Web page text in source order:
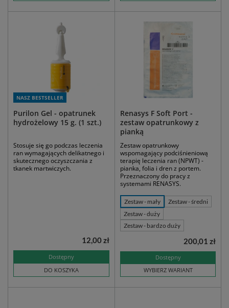
NASZ BESTSELLER
Purilon Gel - opatrunek
hydrożelowy 15 g. (1 szt.)
Stosuje się go podczas leczenia
ran wymagających delikatnego i
skutecznego oczyszczania z
tkanek martwiczych.
Dostępny
DO KOSZYKA
12,00 zł
Renasys F Soft Port -
zestaw opatrunkowy z
pianką
Zestaw opatrunkowy
wspomagający podciśnieniową
terapię leczenia ran (NPWT) -
pianka, folia i dren z portem.
Przeznaczony do pracy z
systemami RENASYS.
Zestaw - mały
Zestaw - średni
Zestaw - duży
Zestaw - bardzo duży
Dostępny
WYBIERZ WARIANT
200,01 zł